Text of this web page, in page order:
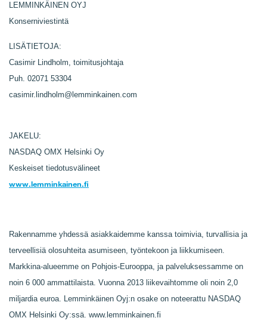
LEMMINKÄINEN OYJ
Konserniviestintä
LISÄTIETOJA:
Casimir Lindholm, toimitusjohtaja
Puh. 02071 53304
casimir.lindholm@lemminkainen.com
JAKELU:
NASDAQ OMX Helsinki Oy
Keskeiset tiedotusvälineet
www.lemminkainen.fi
Rakennamme yhdessä asiakkaidemme kanssa toimivia, turvallisia ja
terveellisiä olosuhteita asumiseen, työntekoon ja liikkumiseen.
Markkina-alueemme on Pohjois-Eurooppa, ja palveluksessamme on
noin 6 000 ammattilaista. Vuonna 2013 liikevaihtomme oli noin 2,0
miljardia euroa. Lemminkäinen Oyj:n osake on noteerattu NASDAQ
OMX Helsinki Oy:ssä. www.lemminkainen.fi